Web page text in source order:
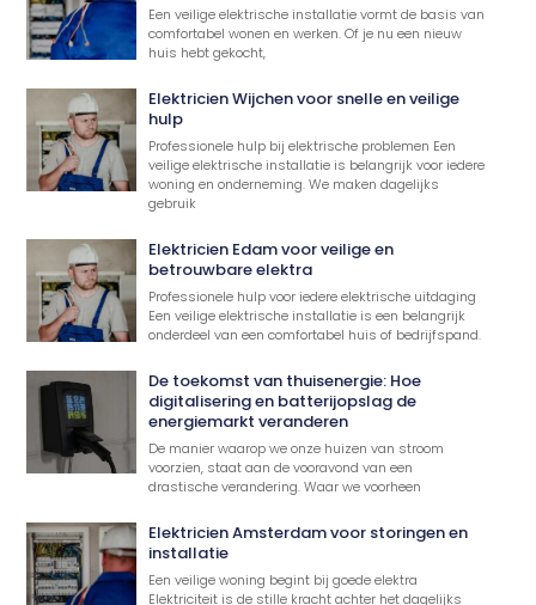
Een veilige elektrische installatie vormt de basis van
comfortabel wonen en werken. Of je nu een nieuw
huis hebt gekocht,
Elektricien Wijchen voor snelle en veilige
hulp
Professionele hulp bij elektrische problemen Een
veilige elektrische installatie is belangrijk voor iedere
woning en onderneming. We maken dagelijks
gebruik
Elektricien Edam voor veilige en
betrouwbare elektra
Professionele hulp voor iedere elektrische uitdaging
Een veilige elektrische installatie is een belangrijk
onderdeel van een comfortabel huis of bedrijfspand.
De toekomst van thuisenergie: Hoe
digitalisering en batterijopslag de
energiemarkt veranderen
De manier waarop we onze huizen van stroom
voorzien, staat aan de vooravond van een
drastische verandering. Waar we voorheen
Elektricien Amsterdam voor storingen en
installatie
Een veilige woning begint bij goede elektra
Elektriciteit is de stille kracht achter het dagelijks